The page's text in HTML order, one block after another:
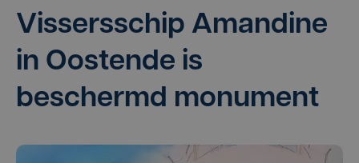
Vis­sers­schip Aman­di­ne
in Oos­ten­de is
beschermd monument